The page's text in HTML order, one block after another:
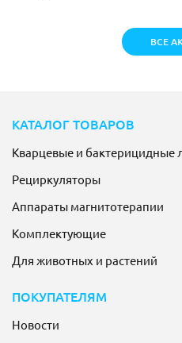
ВСЕ
КАТАЛОГ ТОВАРОВ
Кварцевые и бактерицидные
Рециркуляторы
Аппараты магнитотерапии
Комплектующие
Для животных и растений
ПОКУПАТЕЛЯМ
Новости